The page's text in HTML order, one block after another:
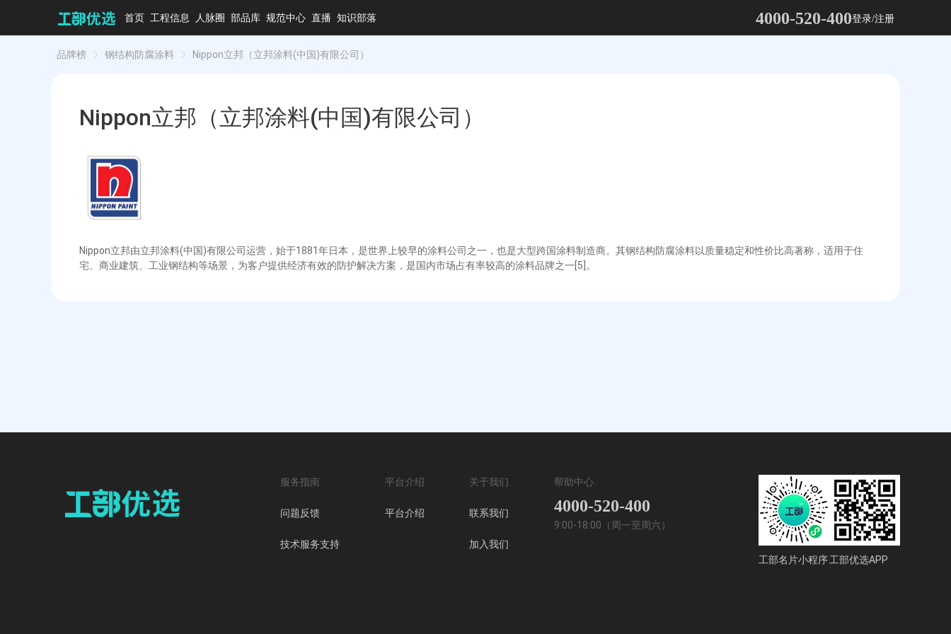
首页 工程信息 人脉圈 部品库 规范中心 直播 知识部落 4000-520-400登录/注册
品牌榜 钢结构防腐涂料 Nippon立邦（立邦涂料(中国)有限公司）
Nippon立邦（立邦涂料(中国)有限公司）
Nippon立邦由立邦涂料(中国)有限公司运营，始于1881年日本，是世界上较早的涂料公司之一，也是大型跨国涂料制造商。其钢结构防腐涂料以质量稳定和性价比高著称，适用于住
宅、商业建筑、工业钢结构等场景，为客户提供经济有效的防护解决方案，是国内市场占有率较高的涂料品牌之一[5]。
服务指南
问题反馈
技术服务支持
平台介绍
平台介绍
关于我们
联系我们
加入我们
帮助中心
4000-520-400
9:00-18:00（周一至周六）
工部名片小程序工部优选APP